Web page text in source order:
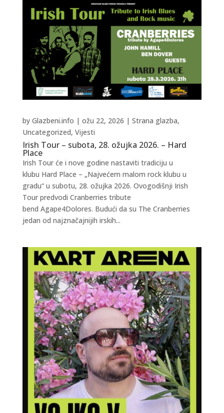
Irish Tour – subota, 28. ožujka 2026. – Hard
Place
by Glazbeni.info | ožu 22, 2026 | Strana glazba,
Uncategorized, Vijesti
Irish Tour će i nove godine nastaviti tradiciju u
klubu Hard Place – „Najvećem malom rock klubu u
gradu“ u subotu, 28. ožujka 2026. Ovogodišnji Irish
Tour predvodi Cranberries tribute
bend Agape4Dolores. Budući da su The Cranberries
jedan od najznačajnijih irskih...